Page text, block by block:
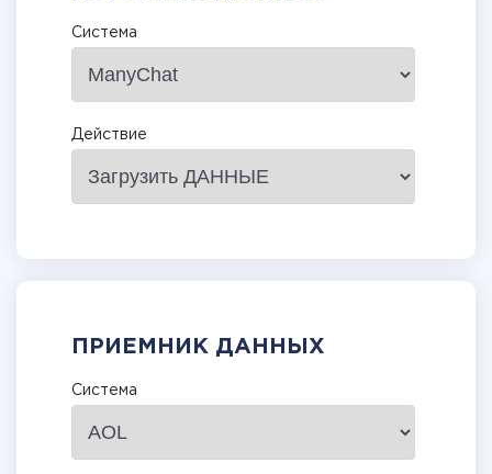
Система
Действие
ПРИЕМНИК ДАННЫХ
Система